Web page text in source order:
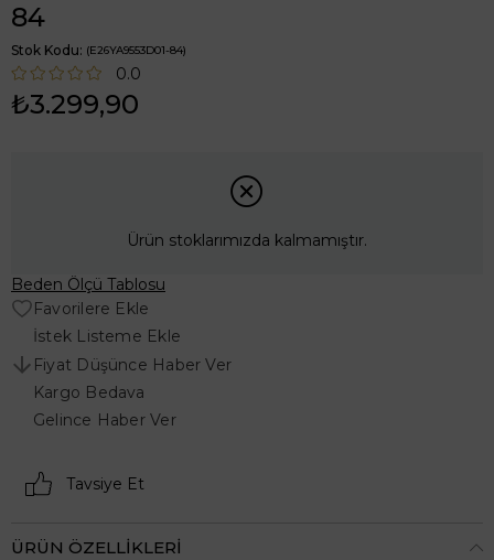
84
Stok Kodu (E26YA9553D01-84)
0.0
₺3.299,90
Ürün stoklarımızda kalmamıştır.
Beden Ölçü Tablosu
Favorilere Ekle
İstek Listeme Ekle
Fiyat Düşünce Haber Ver
Kargo Bedava
Gelince Haber Ver
Tavsiye Et
ÜRÜN ÖZELLIKLERI